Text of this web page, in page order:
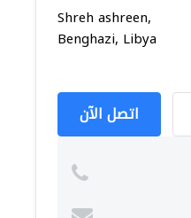
Shreh ashreen,
Benghazi, Libya
اتصل الآن